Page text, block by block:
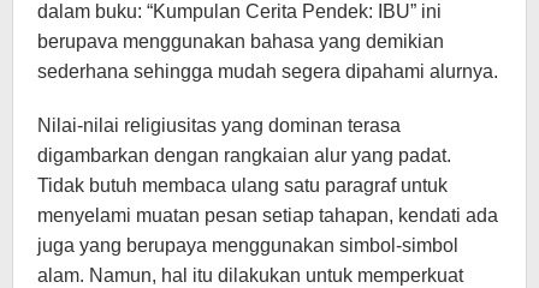
dalam buku: “Kumpulan Cerita Pendek: IBU” ini
berupava menggunakan bahasa yang demikian
sederhana sehingga mudah segera dipahami alurnya.
Nilai-nilai religiusitas yang dominan terasa
digambarkan dengan rangkaian alur yang padat.
Tidak butuh membaca ulang satu paragraf untuk
menyelami muatan pesan setiap tahapan, kendati ada
juga yang berupaya menggunakan simbol-simbol
alam. Namun, hal itu dilakukan untuk memperkuat